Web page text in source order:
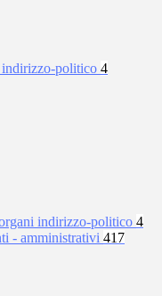
politico 4
indirizzo-politico 4
- amministrativi 417